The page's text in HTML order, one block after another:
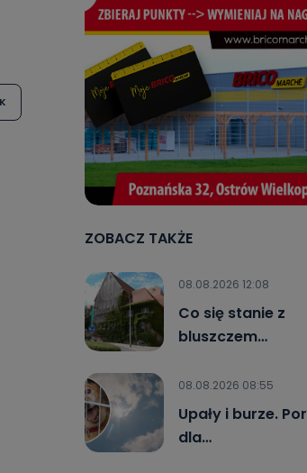
ZOBACZ TAKŻE
08.08.2026 12:08
Co się stanie z
bluszczem…
08.08.2026 08:55
Upały i burze.
dla…